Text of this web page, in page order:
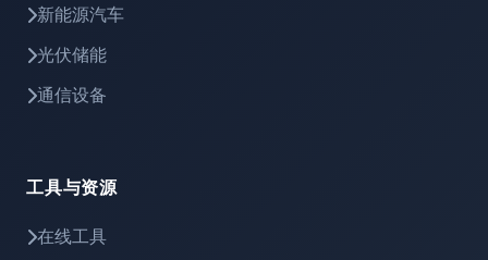
新能源汽车
光伏储能
通信设备
工具与资源
在线工具